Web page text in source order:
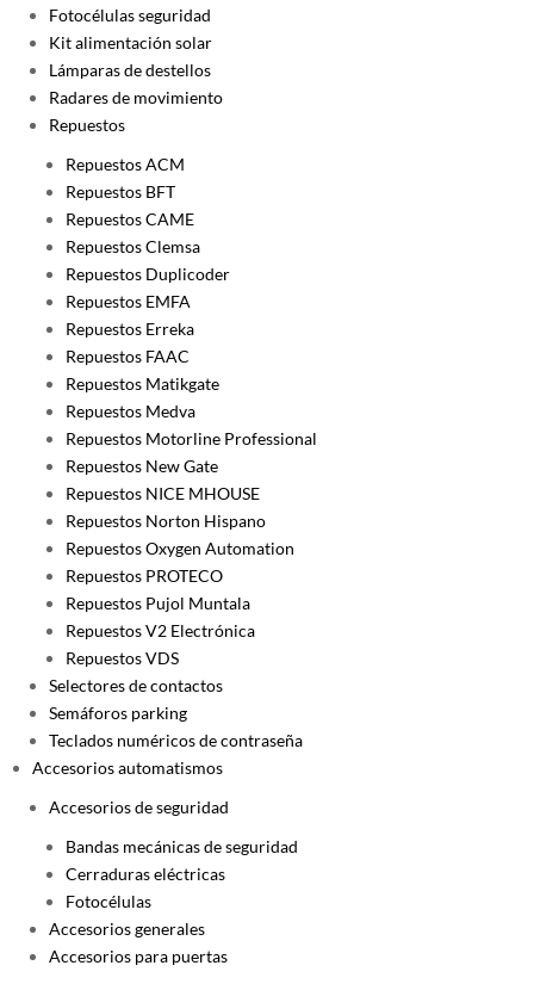
Fotocélulas seguridad
Kit alimentación solar
Lámparas de destellos
Radares de movimiento
Repuestos
Repuestos ACM
Repuestos BFT
Repuestos CAME
Repuestos Clemsa
Repuestos Duplicoder
Repuestos EMFA
Repuestos Erreka
Repuestos FAAC
Repuestos Matikgate
Repuestos Medva
Repuestos Motorline Professional
Repuestos New Gate
Repuestos NICE MHOUSE
Repuestos Norton Hispano
Repuestos Oxygen Automation
Repuestos PROTECO
Repuestos Pujol Muntala
Repuestos V2 Electrónica
Repuestos VDS
Selectores de contactos
Semáforos parking
Teclados numéricos de contraseña
Accesorios automatismos
Accesorios de seguridad
Bandas mecánicas de seguridad
Cerraduras eléctricas
Fotocélulas
Accesorios generales
Accesorios para puertas